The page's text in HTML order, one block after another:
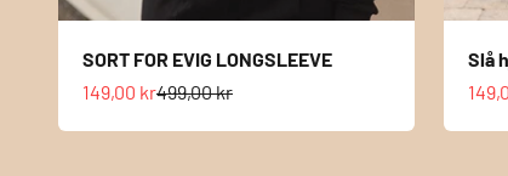
SORT FOR EVIG LONGSLEEVE
Salgspris
149,00 krNormalpris
499,00 kr
Slå